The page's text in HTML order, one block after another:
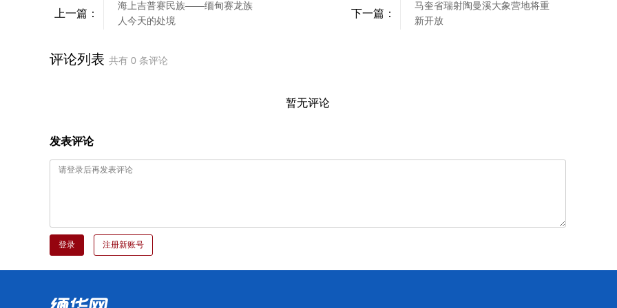
上一篇：
海上吉普赛民族——缅甸赛龙族
人今天的处境
下一篇：
马奎省瑞射陶曼溪大象营地将重
新开放
评论列表 共有 0 条评论
暂无评论
发表评论
登录 注册新账号